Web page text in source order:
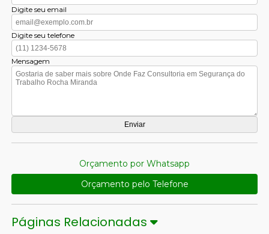
Digite seu email
Digite seu telefone
Mensagem
Orçamento por Whatsapp
Orçamento pelo Telefone
Páginas Relacionadas